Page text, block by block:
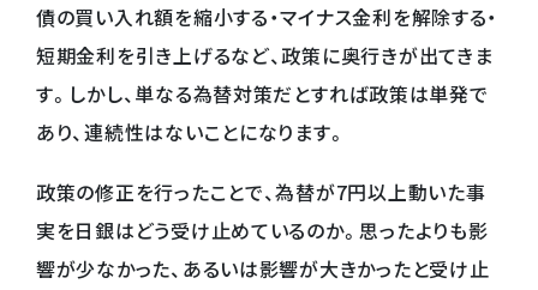
債の買い入れ額を縮小する・マイナス金利を解除する・
短期金利を引き上げるなど、政策に奥行きが出てきま
す。しかし、単なる為替対策だとすれば政策は単発で
あり、連続性はないことになります。
政策の修正を行ったことで、為替が7円以上動いた事
実を日銀はどう受け止めているのか。思ったよりも影
響が少なかった、あるいは影響が大きかったと受け止